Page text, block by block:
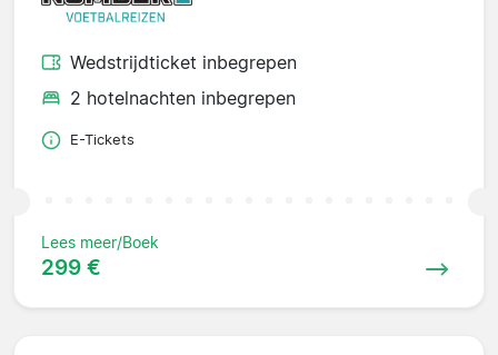
Wedstrijdticket inbegrepen
2 hotelnachten inbegrepen
E-Tickets
Lees meer/Boek
299 €